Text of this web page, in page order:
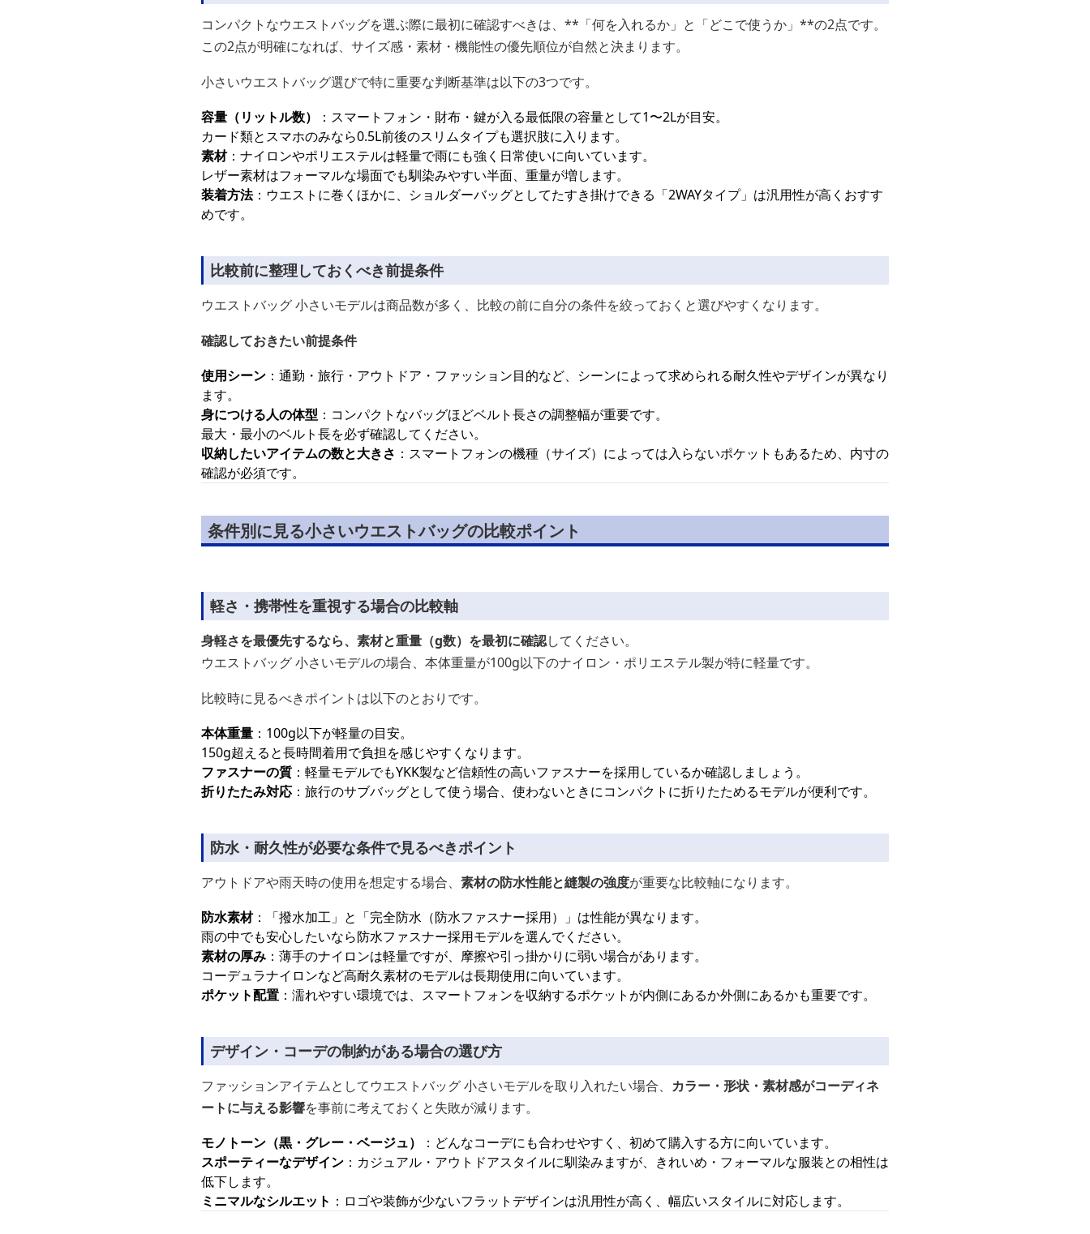
コンパクトなウエストバッグを選ぶ際に最初に確認すべきは、**「何を入れるか」と「どこで使うか」**の2点です。
この2点が明確になれば、サイズ感・素材・機能性の優先順位が自然と決まります。
小さいウエストバッグ選びで特に重要な判断基準は以下の3つです。
容量（リットル数）
：スマートフォン・財布・鍵が入る最低限の容量として1〜2Lが目安。
カード類とスマホのみなら0.5L前後のスリムタイプも選択肢に入ります。
素材：ナイロンやポリエステルは軽量で雨にも強く日常使いに向いています。
レザー素材はフォーマルな場面でも馴染みやすい半面、重量が増します。
装着方法：ウエストに巻くほかに、ショルダーバッグとしてたすき掛けできる「2WAYタイプ」は汎用性が高くおすす
めです。
比較前に整理しておくべき前提条件
ウエストバッグ 小さいモデルは商品数が多く、比較の前に自分の条件を絞っておくと選びやすくなります。
確認しておきたい前提条件
使用シーン ：通勤・旅行・アウトドア・ファッション目的など、シーンによって求められる耐久性やデザインが異なり
ます。
身につける人の体型 ：コンパクトなバッグほどベルト長さの調整幅が重要です。
最大・最小のベルト長を必ず確認してください。
収納したいアイテムの数と大きさ ：スマートフォンの機種（サイズ）によっては入らないポケットもあるため、内寸の
確認が必須です。
条件別に見る小さいウエストバッグの比較ポイント
軽さ・携帯性を重視する場合の比較軸
身軽さを最優先するなら、素材と重量（g数）を最初に確認してください。
ウエストバッグ 小さいモデルの場合、本体重量が100g以下のナイロン・ポリエステル製が特に軽量です。
比較時に見るべきポイントは以下のとおりです。
本体重量 ：100g以下が軽量の目安。
150g超えると長時間着用で負担を感じやすくなります。
ファスナーの質 ：軽量モデルでもYKK製など信頼性の高いファスナーを採用しているか確認しましょう。
折りたたみ対応 ：旅行のサブバッグとして使う場合、使わないときにコンパクトに折りたためるモデルが便利です。
防水・耐久性が必要な条件で見るべきポイント
アウトドアや雨天時の使用を想定する場合、 素材の防水性能と縫製の強度が重要な比較軸になります。
防水素材：「撥水加工」と「完全防水（防水ファスナー採用）」は性能が異なります。
雨の中でも安心したいなら防水ファスナー採用モデルを選んでください。
素材の厚み ：薄手のナイロンは軽量ですが、摩擦や引っ掛かりに弱い場合があります。
コーデュラナイロンなど高耐久素材のモデルは長期使用に向いています。
ポケット配置 ：濡れやすい環境では、スマートフォンを収納するポケットが内側にあるか外側にあるかも重要です。
デザイン・コーデの制約がある場合の選び方
ファッションアイテムとしてウエストバッグ 小さいモデルを取り入れたい場合、 カラー・形状・素材感がコーディネ
ートに与える影響を事前に考えておくと失敗が減ります。
モノトーン（黒・グレー・ベージュ）
：どんなコーデにも合わせやすく、初めて購入する方に向いています。
スポーティーなデザイン ：カジュアル・アウトドアスタイルに馴染みますが、きれいめ・フォーマルな服装との相性は
低下します。
ミニマルなシルエット ：ロゴや装飾が少ないフラットデザインは汎用性が高く、幅広いスタイルに対応します。